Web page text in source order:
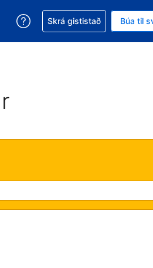
Í augnablikinu er
þitt tungumál. Í augnablikinu
Fá aðstoð við bókunina
Skrá gististað Búa til